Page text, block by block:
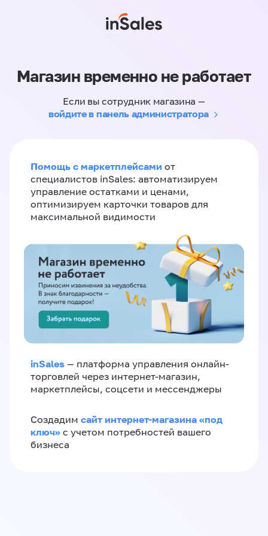
Магазин временно не работает
Если вы сотрудник магазина —
войдите в панель администратора
Помощь с маркетплейсами от
специалистов inSales: автоматизируем
управление остатками и ценами,
оптимизируем карточки товаров для
максимальной видимости
inSales — платформа управления онлайн-
торговлей через интернет-магазин,
маркетплейсы, соцсети и мессенджеры
Создадим сайт интернет-магазина «под
ключ» с учетом потребностей вашего
бизнеса